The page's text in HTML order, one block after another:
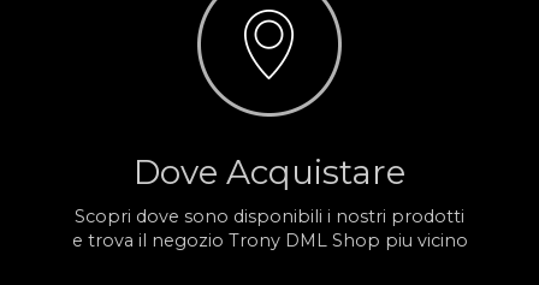
Dove Acquistare
Scopri dove sono disponibili i nostri prodotti
e trova il negozio Trony DML Shop piu vicino